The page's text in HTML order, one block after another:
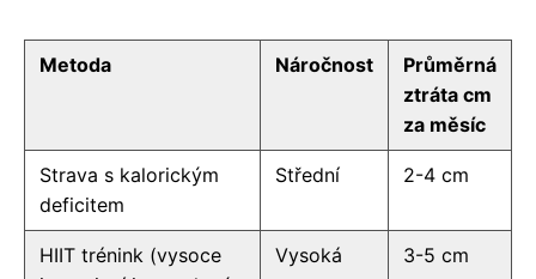
Metoda Náročnost
Průměrná
ztráta cm
za měsíc
Strava s kalorickým
deficitem
Střední 2-4 cm
HIIT trénink (vysoce
Vysoká 3-5 cm